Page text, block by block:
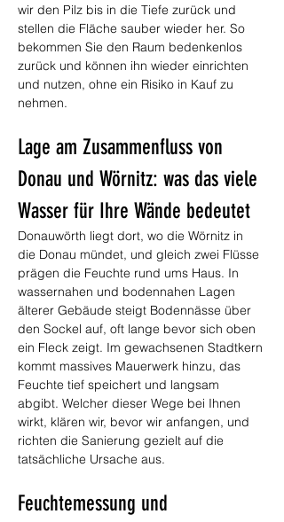
wir den Pilz bis in die Tiefe zurück und
stellen die Fläche sauber wieder her. So
bekommen Sie den Raum bedenkenlos
zurück und können ihn wieder einrichten
und nutzen, ohne ein Risiko in Kauf zu
nehmen.
Lage am Zusammenfluss von
Donau und Wörnitz: was das viele
Wasser für Ihre Wände bedeutet
Donauwörth liegt dort, wo die Wörnitz in
die Donau mündet, und gleich zwei Flüsse
prägen die Feuchte rund ums Haus. In
wassernahen und bodennahen Lagen
älterer Gebäude steigt Bodennässe über
den Sockel auf, oft lange bevor sich oben
ein Fleck zeigt. Im gewachsenen Stadtkern
kommt massives Mauerwerk hinzu, das
Feuchte tief speichert und langsam
abgibt. Welcher dieser Wege bei Ihnen
wirkt, klären wir, bevor wir anfangen, und
richten die Sanierung gezielt auf die
tatsächliche Ursache aus.
Feuchtemessung und